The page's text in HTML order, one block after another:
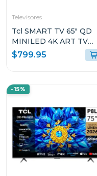
Televisores
Tcl SMART TV 65" QD
MINILED 4K ART TV
GOOGLE TV A400PRO
$799.95
-15%